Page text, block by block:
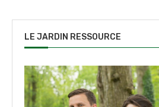
LE JARDIN RESSOURCE